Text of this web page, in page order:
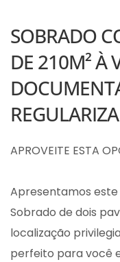
SOBRADO
DE 210M² À
APROVEITE ESTA
Apresentamos
Sobrado de dois
localização
perfeito para você